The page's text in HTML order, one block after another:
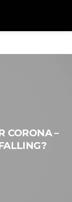
CORONA –